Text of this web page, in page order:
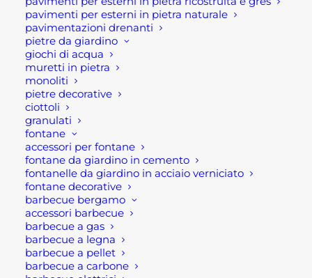
pavimenti per esterni in pietra naturale
pavimentazioni drenanti
pietre da giardino
giochi di acqua
muretti in pietra
monoliti
pietre decorative
ciottoli
granulati
fontane
accessori per fontane
fontane da giardino in cemento
fontanelle da giardino in acciaio verniciato
fontane decorative
barbecue bergamo
accessori barbecue
barbecue a gas
barbecue a legna
barbecue a pellet
barbecue a carbone
Questo salotto completo è composto da un
divano, due poltrone e un tavolino d’appoggio. Si
tratta di un mobilio dalle line moderne, morbide,
essenziali. In aggiunta il rivestimento in corda
naturale, contribuisce a renderlo un complemento
d’arredo di unico nel sue genere. E’ un
complemento d’arredo dal forte impatto estetico,
dunque, ideale per qualsiasi spazio esterno,
giardini, terrazze e balconi.
Questo modello è di mobili da giardino è costituito
da un struttura in alluminio verniciato a polvere
grigio chiaro, il rivestimento in corda e cuscini in
tinta comodi e soprattutto idrorepellenti e
sfoderabili.